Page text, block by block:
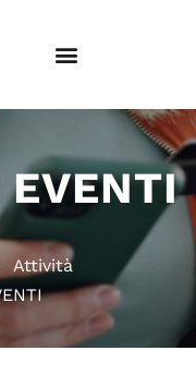
EVENTI
Attività